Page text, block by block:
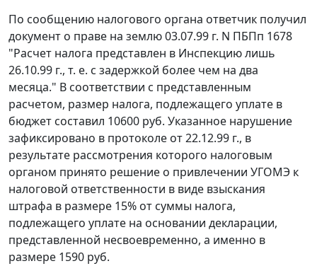
По сообщению налогового органа ответчик получил
документ о праве на землю 03.07.99 г. N ПБПп 1678
"Расчет налога представлен в Инспекцию лишь
26.10.99 г., т. е. с задержкой более чем на два
месяца." В соответствии с представленным
расчетом, размер налога, подлежащего уплате в
бюджет составил 10600 руб. Указанное нарушение
зафиксировано в протоколе от 22.12.99 г., в
результате рассмотрения которого налоговым
органом принято решение о привлечении УГОМЭ к
налоговой ответственности в виде взыскания
штрафа в размере 15% от суммы налога,
подлежащего уплате на основании декларации,
представленной несвоевременно, а именно в
размере 1590 руб.